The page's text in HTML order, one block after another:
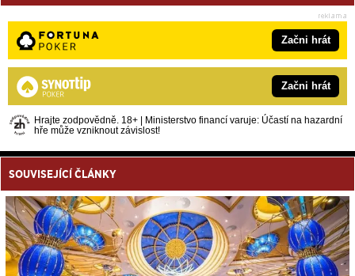
Začni hrát
Začni hrát
Hrajte zodpovědně. 18+ | Ministerstvo financí varuje: Účastí na hazardní
hře může vzniknout závislost!
SOUVISEJÍCÍ ČLÁNKY